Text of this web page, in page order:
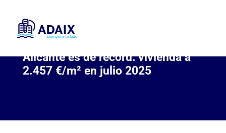
Alicante es de récord: vivienda a
2.457 €/m² en julio 2025